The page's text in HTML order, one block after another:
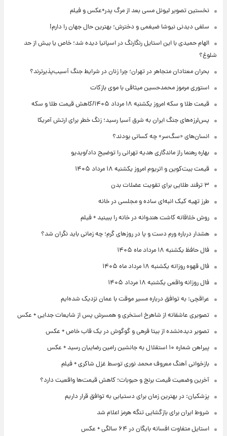
نخستین تصویر لیونل مسی بعد از مرگ پدر+عکس و فیلم
سلفی دیدنی نیوشا ضیغمی و دخترش؛ بهترین حال جهان را دارم!
الهام حمیدی با این استایل رنگارنگ در اسپانیا دیده شد؛ خاص یا بیش از حد
شلوغ؟
بحران معتادان متجاهر در تهران؛ چرا زنان در شرایط جنگ آسیب‌پذیرترند؟
استوری مرموز محمدحسین میثاقی با موی بازکات
قیمت طلا و سکه امروز یکشنبه ۱۸ مرداد ۱۴۰۵/کاهش قیمت طلا و سکه
پس‌لرزه‌های جنگ ایران به شرق آسیا رسید؛ زنگ خطر برای ارتش آمریکا
انسان‌های «سگ‌سر» چه کسانی بودند؟
بهاره رهنما راز ماندگاری هدیه تهرانی را توضیح داد/ویدیو
قیمت بیت‌کوین و اتریوم امروز یکشنبه ۱۸ مرداد ۱۴۰۵
۳ ترفند طلایی برای تقویت عضلات بدن
طرز تهیه کیک انبه‌ای ساده و مجلسی در خانه
روش خلاقانه کاشت هندوانه در خانه را ببینید + فیلم
هشدار درباره ورم دست و پا در روزهای گرم؛ چه زمانی باید نگران شد؟
فال حافظ یکشنبه ۱۸ مرداد ماه ۱۴۰۵
فال قهوه روزانه یکشنبه ۱۸ مرداد ماه ۱۴۰۵
فال روزانه واقعی یکشنبه ۱۸ مرداد ۱۴۰۵
عراقچی: به توافق درباره مسیر موقت با عمان نزدیک شده‌ایم
تصویری عاشقانه از شاهرخ استخری و همسرش پس از شایعات جدایی + عکس
تصویر دیده‌نشده از بیتا فرهی و گوگوش در یک قاب خاص + عکس
پیراهن شماره ۱۰ استقلال به جانشین رامین رضاییان رسید + عکس
بازخوانی آهنگ معروف محمد نوری توسط غزل شاکری + فیلم
آخرین وضعیت قیمت برنج و حبوبات؛ کاهش قیمت‌ها واقعیت دارد؟
پزشکیان: در بهترین زمان برای دستیابی به توافق قرار داریم
شروط ایران برای بازگشایی تنگه هرمز اعلام شد
استایل متفاوت افسانه بایگان در ۶۴ سالگی + عکس